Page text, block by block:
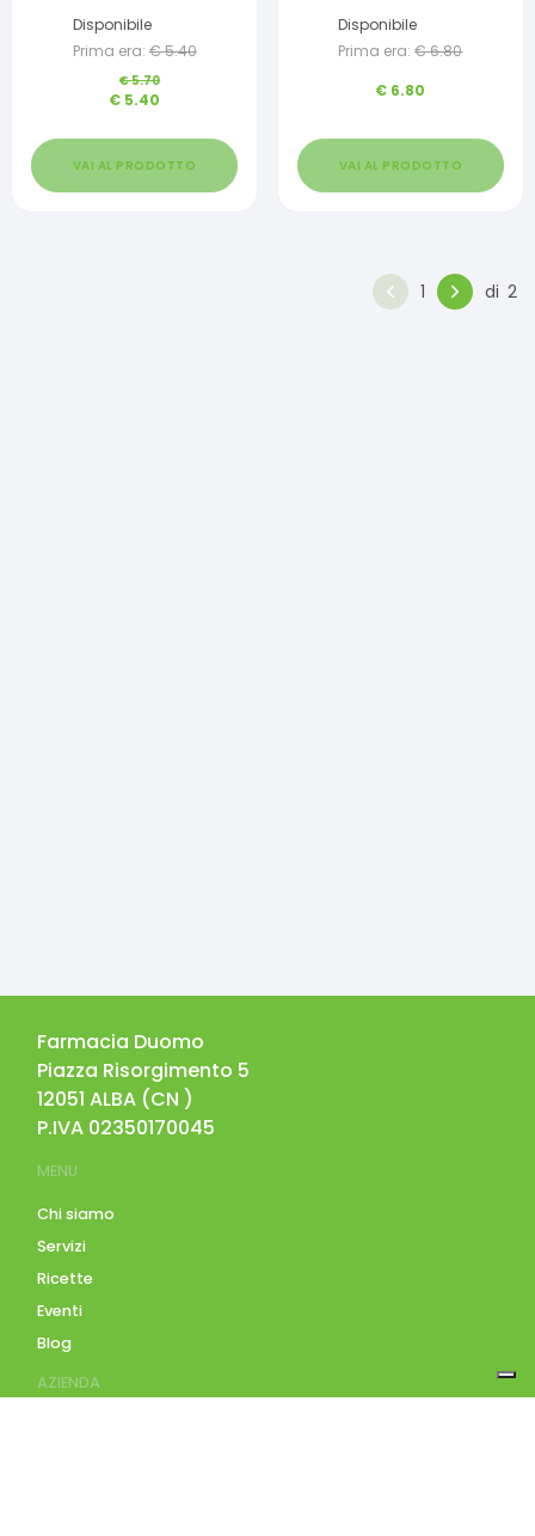
Disponibile
Prima era: €5.40
€5.70
€ 5.40
VAI AL PRODOTTO
Disponibile
Prima era: €6.80
€ 6.80
VAI AL PRODOTTO
1 di 2
Farmacia Duomo
Piazza Risorgimento 5
12051 ALBA (CN )
P.IVA 02350170045
MENU
Chi siamo
Servizi
Ricette
Eventi
Blog
AZIENDA